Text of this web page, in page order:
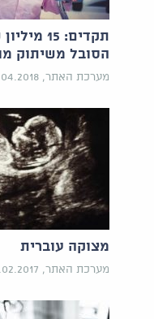
תקדים: 15
הסובל משיתוק
מערכת האתר, 12.04.2018
מצוקה עוברית
מערכת האתר, 19.02.2017